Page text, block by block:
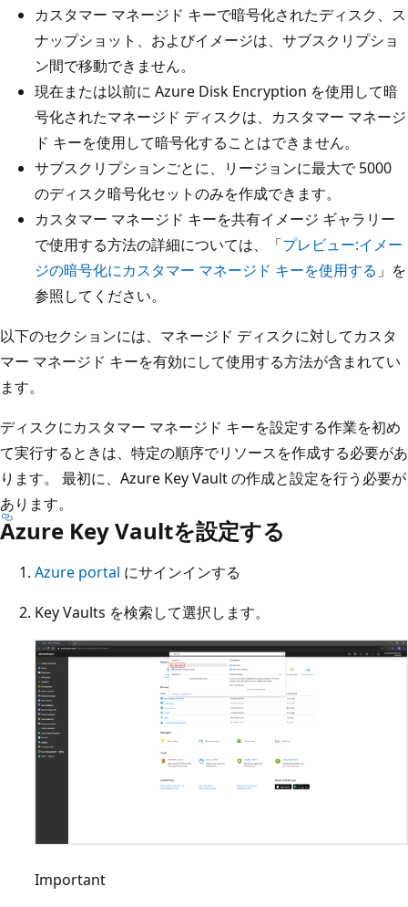
カスタマー マネージド キーで暗号化されたディスク、ス
ナップショット、およびイメージは、サブスクリプショ
ン間で移動できません。
現在または以前に Azure Disk Encryption を使用して暗
号化されたマネージド ディスクは、カスタマー マネージ
ド キーを使用して暗号化することはできません。
サブスクリプションごとに、リージョンに最大で 5000
のディスク暗号化セットのみを作成できます。
カスタマー マネージド キーを共有イメージ ギャラリー
で使用する方法の詳細については、「プレビュー:イメー
ジの暗号化にカスタマー マネージド キーを使用する 」を
参照してください。
以下のセクションには、マネージド ディスクに対してカスタ
マー マネージド キーを有効にして使用する方法が含まれてい
ます。
ディスクにカスタマー マネージド キーを設定する作業を初め
て実行するときは、特定の順序でリソースを作成する必要があ
ります。 最初に、Azure Key Vault の作成と設定を行う必要が
あります。
Azure Key Vaultを設定する
Azure portal にサインインする
Key Vaults を検索して選択します。
Important